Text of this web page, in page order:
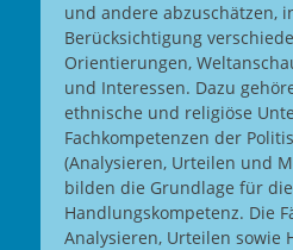
und andere abzuschätzen,
Berücksichtigung
Orientierungen,
und Interessen. Dazu
ethnische und religiöse
Fachkompetenzen der
(Analysieren, Urteilen und
bilden die Grundlage für
Handlungskompetenz. Die
Analysieren, Urteilen sowie